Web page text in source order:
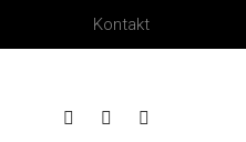
Kontakt